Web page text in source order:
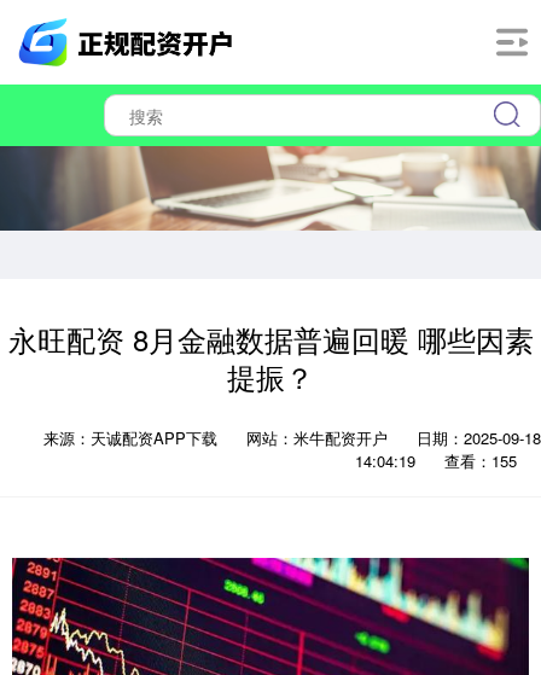
永旺配资 8月金融数据普遍回暖 哪些因素
提振？
来源：天诚配资APP下载 网站：米牛配资开户
日期：2025-09-18
14:04:19
查看：155